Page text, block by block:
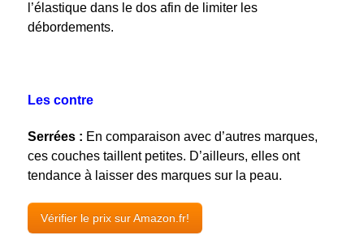
l’élastique dans le dos afin de limiter les
débordements.
Les contre
Serrées : En comparaison avec d’autres marques,
ces couches taillent petites. D’ailleurs, elles ont
tendance à laisser des marques sur la peau.
Vérifier le prix sur Amazon.fr!